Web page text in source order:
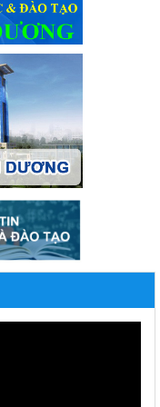
học sinh thị xã Bến
sinh thị xã Bến Cát
Covid 19
Covid 19
giao thông cho nụ
viên trung học
thông cho nụ cười